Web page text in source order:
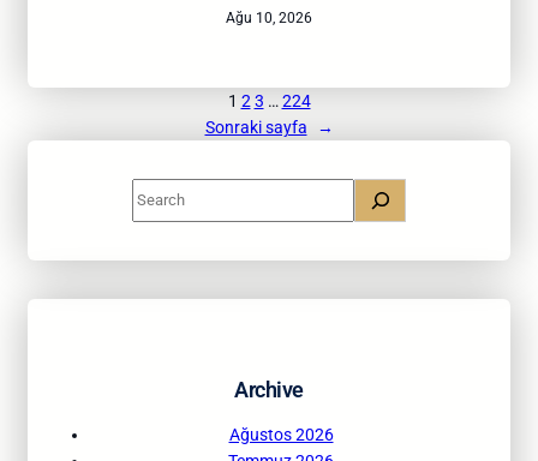
Ağu 10, 2026
1 2 3 … 224
Sonraki sayfa
→
e
c
Archive
Ağustos 2026